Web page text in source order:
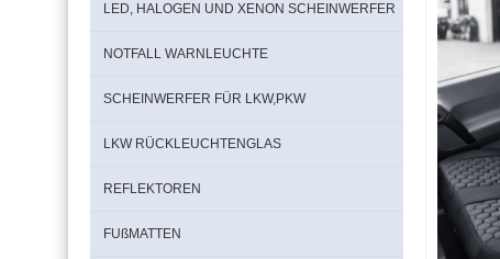
LED, HALOGEN UND XENON SCHEINWERFER
NOTFALL WARNLEUCHTE
SCHEINWERFER FÜR LKW,PKW
LKW RÜCKLEUCHTENGLAS
REFLEKTOREN
FUßMATTEN